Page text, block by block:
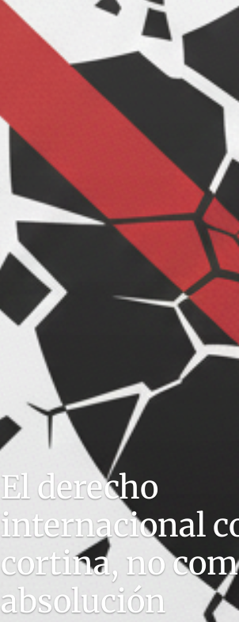
El derecho
internacional
cortina, no
absolución